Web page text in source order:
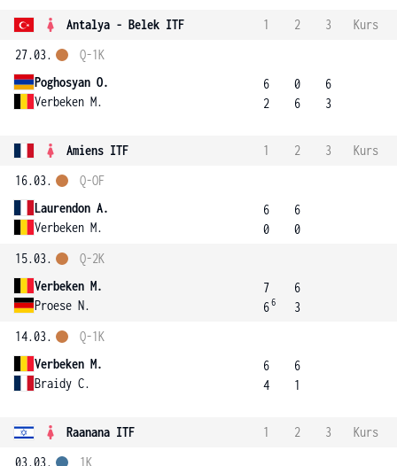
Antalya - Belek ITF 1 2 3
Kurs
27.03.
Poghosyan O.
Verbeken M.
Q-1K
6
2
0
6
6
3
Amiens ITF 1 2 3
Kurs
16.03.
Laurendon A.
Verbeken M.
Q-OF
6
0
6
0
15.03.
Verbeken M.
Proese N.
Q-2K
7
66
6
3
14.03.
Verbeken M.
Braidy C.
Q-1K
6
4
6
1
Raanana ITF 1 2 3
Kurs
03.03.
1K